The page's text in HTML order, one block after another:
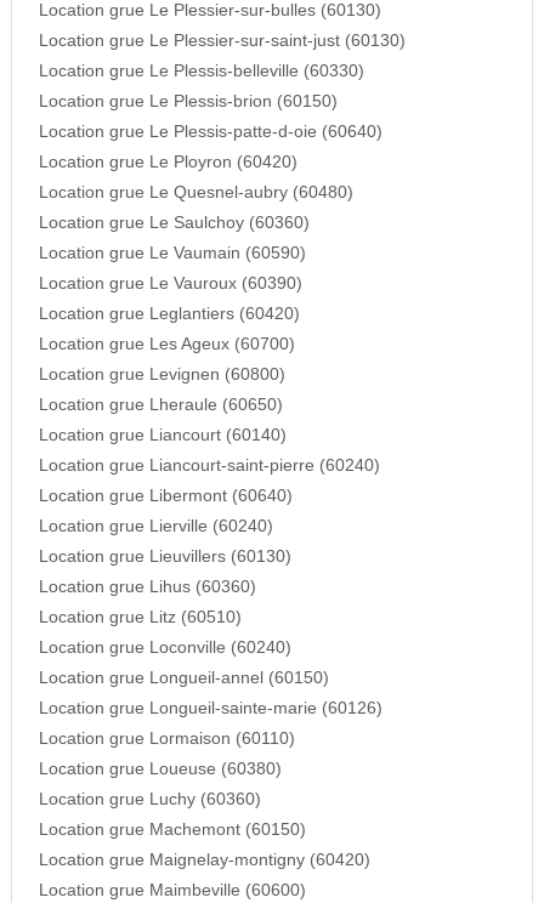
Location grue Le Plessier-sur-bulles (60130)
Location grue Le Plessier-sur-saint-just (60130)
Location grue Le Plessis-belleville (60330)
Location grue Le Plessis-brion (60150)
Location grue Le Plessis-patte-d-oie (60640)
Location grue Le Ployron (60420)
Location grue Le Quesnel-aubry (60480)
Location grue Le Saulchoy (60360)
Location grue Le Vaumain (60590)
Location grue Le Vauroux (60390)
Location grue Leglantiers (60420)
Location grue Les Ageux (60700)
Location grue Levignen (60800)
Location grue Lheraule (60650)
Location grue Liancourt (60140)
Location grue Liancourt-saint-pierre (60240)
Location grue Libermont (60640)
Location grue Lierville (60240)
Location grue Lieuvillers (60130)
Location grue Lihus (60360)
Location grue Litz (60510)
Location grue Loconville (60240)
Location grue Longueil-annel (60150)
Location grue Longueil-sainte-marie (60126)
Location grue Lormaison (60110)
Location grue Loueuse (60380)
Location grue Luchy (60360)
Location grue Machemont (60150)
Location grue Maignelay-montigny (60420)
Location grue Maimbeville (60600)